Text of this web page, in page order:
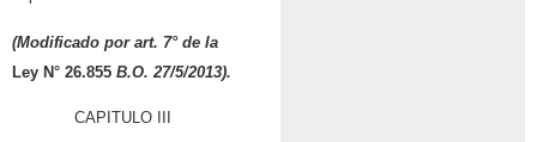
(Modificado por art. 7° de la
Ley N° 26.855 B.O. 27/5/2013).
CAPITULO III